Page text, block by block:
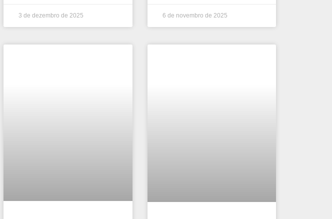
3 de dezembro de 2025 6 de novembro de 2025